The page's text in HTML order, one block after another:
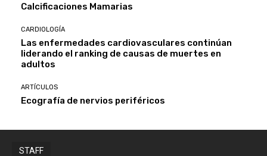
Calcificaciones Mamarias
CARDIOLOGÍA
Las enfermedades cardiovasculares continúan
liderando el ranking de causas de muertes en
adultos
ARTÍCULOS
Ecografía de nervios periféricos
STAFF